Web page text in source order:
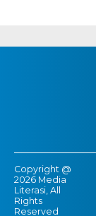
Copyright @
2026 Media
Literasi, All
Rights
Reserved